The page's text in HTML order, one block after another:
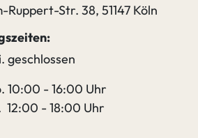
Ruppert-Str. 38, 51147 Köln
geschlossen
10:00 - 16:00 Uhr
12:00 - 18:00 Uhr